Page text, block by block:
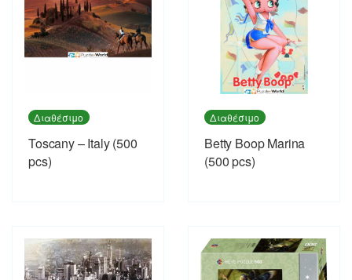
Διαθέσιμο
Toscany – Italy (500
pcs)
Διαθέσιμο
Betty Boop Marina
(500 pcs)